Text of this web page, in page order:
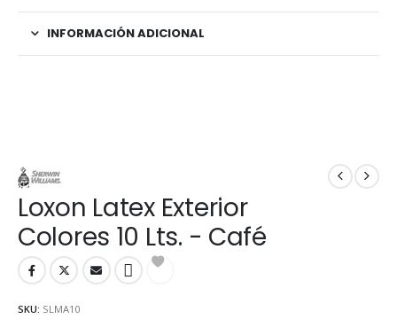
INFORMACIÓN ADICIONAL
Loxon Latex Exterior
Colores 10 Lts. - Café
SKU: SLMA10